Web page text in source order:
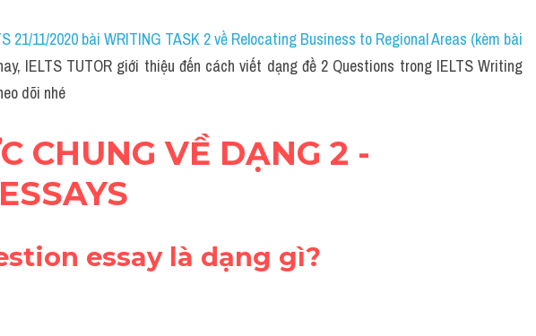
21/11/2020 bài WRITING TASK 2 về Relocating Business to Regional Areas (kèm bài
IELTS TUTOR giới thiệu đến cách viết dạng đề 2 Questions trong IELTS Writing
dõi nhé
CHUNG VỀ DẠNG 2 -
essay là dạng gì?